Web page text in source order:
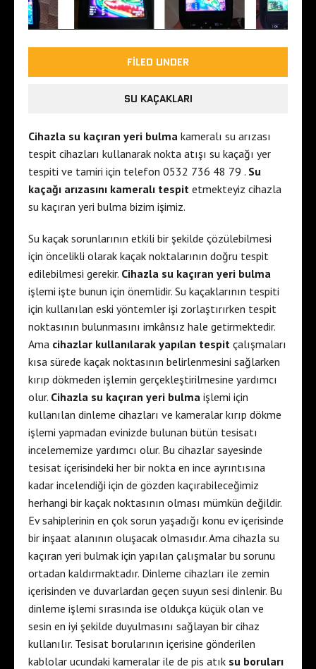
FILED UNDER
SU KAÇAKLARI
Cihazla su kaçıran yeri bulma kameralı su arızası
tespit cihazları kullanarak nokta atışı su kaçağı yer
tespiti ve tamiri için telefon 0532 736 48 79 . Su
kaçağı arızasını kameralı tespit etmekteyiz cihazla
su kaçıran yeri bulma bizim işimiz.
Su kaçak sorunlarının etkili bir şekilde çözülebilmesi
için öncelikli olarak kaçak noktalarının doğru tespit
edilebilmesi gerekir. Cihazla su kaçıran yeri bulma
işlemi işte bunun için önemlidir. Su kaçaklarının tespiti
için kullanılan eski yöntemler işi zorlaştırırken tespit
noktasının bulunmasını imkânsız hale getirmektedir.
Ama cihazlar kullanılarak yapılan tespit çalışmaları
kısa sürede kaçak noktasının belirlenmesini sağlarken
kırıp dökmeden işlemin gerçekleştirilmesine yardımcı
olur. Cihazla su kaçıran yeri bulma işlemi için
kullanılan dinleme cihazları ve kameralar kırıp dökme
işlemi yapmadan evinizde bulunan bütün tesisatı
incelememize yardımcı olur. Bu cihazlar sayesinde
tesisat içerisindeki her bir nokta en ince ayrıntısına
kadar incelendiği için de gözden kaçırabileceğimiz
herhangi bir kaçak noktasının olması mümkün değildir.
Ev sahiplerinin en çok sorun yaşadığı konu ev içerisinde
bir inşaat alanının oluşacak olmasıdır. Ama cihazla su
kaçıran yeri bulmak için yapılan çalışmalar bu sorunu
ortadan kaldırmaktadır. Dinleme cihazları ile zemin
içerisinden ve duvarlardan geçen suyun sesi dinlenir. Bu
dinleme işlemi sırasında ise oldukça küçük olan ve
sesin en iyi şekilde duyulmasını sağlayan bir cihaz
kullanılır. Tesisat borularının içerisine gönderilen
kablolar ucundaki kameralar ile de pis atık su boruları